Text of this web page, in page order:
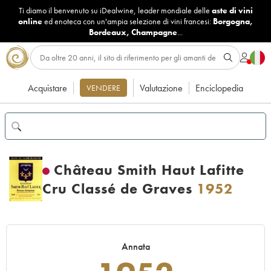
Ti diamo il benvenuto su iDealwine, leader mondiale delle aste di vini
onlineed enoteca con un'ampia selezione di vini francesi: Borgogna,
Bordeaux, Champagne...
Acquistare VENDERE Valutazione Enciclopedia
Château Smith Haut Lafitte
Cru Classé de Graves 1952
Annata